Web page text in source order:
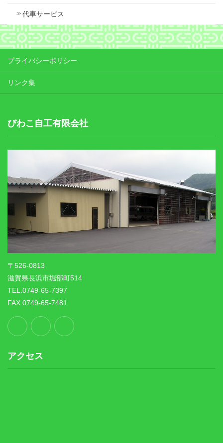
代車サービス
プライバシーポリシー
リンク集
びわこ自工有限会社
〒526-0813
滋賀県長浜市堀部町514
TEL.0749-65-7397
FAX.0749-65-7481
アクセス